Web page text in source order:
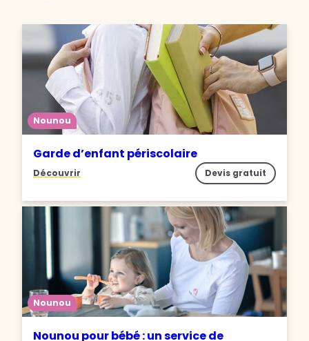
Nounou
Garde d’enfant périscolaire
Découvrir Devis gratuit
Nounou
Nounou pour bébé : un service de